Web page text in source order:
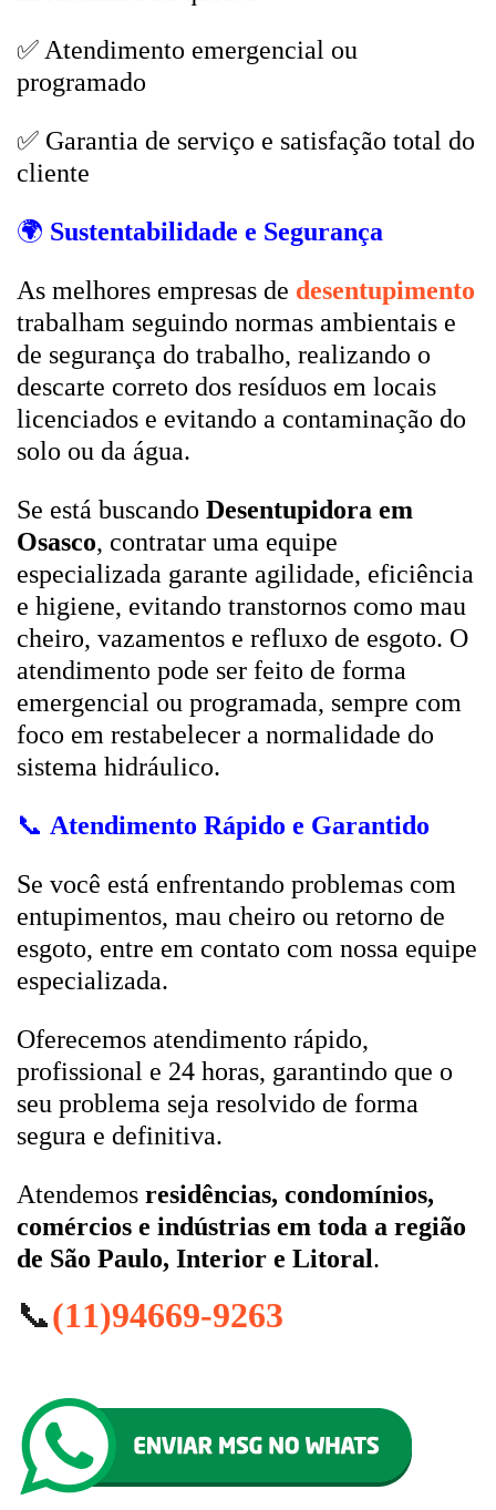
✅ Atendimento emergencial ou
programado
✅ Garantia de serviço e satisfação total do
cliente
🌍 Sustentabilidade e Segurança
As melhores empresas de desentupimento
trabalham seguindo normas ambientais e
de segurança do trabalho, realizando o
descarte correto dos resíduos em locais
licenciados e evitando a contaminação do
solo ou da água.
Se está buscando Desentupidora em
Osasco, contratar uma equipe
especializada garante agilidade, eficiência
e higiene, evitando transtornos como mau
cheiro, vazamentos e refluxo de esgoto. O
atendimento pode ser feito de forma
emergencial ou programada, sempre com
foco em restabelecer a normalidade do
sistema hidráulico.
📞 Atendimento Rápido e Garantido
Se você está enfrentando problemas com
entupimentos, mau cheiro ou retorno de
esgoto, entre em contato com nossa equipe
especializada.
Oferecemos atendimento rápido,
profissional e 24 horas, garantindo que o
seu problema seja resolvido de forma
segura e definitiva.
Atendemos residências, condomínios,
comércios e indústrias em toda a região
de São Paulo, Interior e Litoral.
📞(11)94669-9263